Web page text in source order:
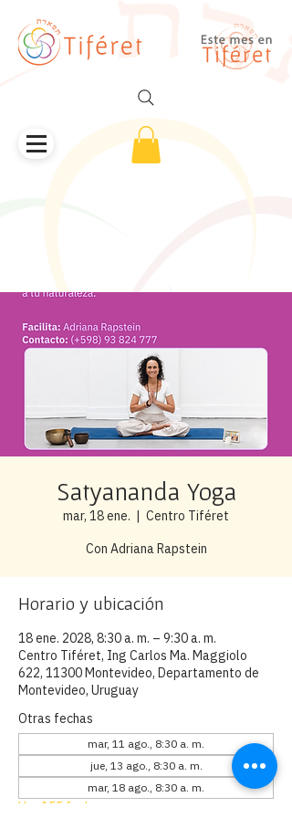
Satyananda Yoga
mar, 18 ene.
  |
Centro Tiféret
Con Adriana Rapstein
Horario y ubicación
18 ene. 2028, 8:30 a. m. – 9:30 a. m.
Centro Tiféret, Ing Carlos Ma. Maggiolo
622, 11300 Montevideo, Departamento de
Montevideo, Uruguay
Otras fechas
mar, 11 ago., 8:30 a. m.
jue, 13 ago., 8:30 a. m.
mar, 18 ago., 8:30 a. m.
Ver 155 fechas